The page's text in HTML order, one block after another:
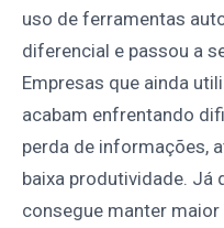
uso de ferramentas
diferencial e passou a
Empresas que ainda
acabam enfrentando
perda de informações,
baixa produtividade. Já
consegue manter